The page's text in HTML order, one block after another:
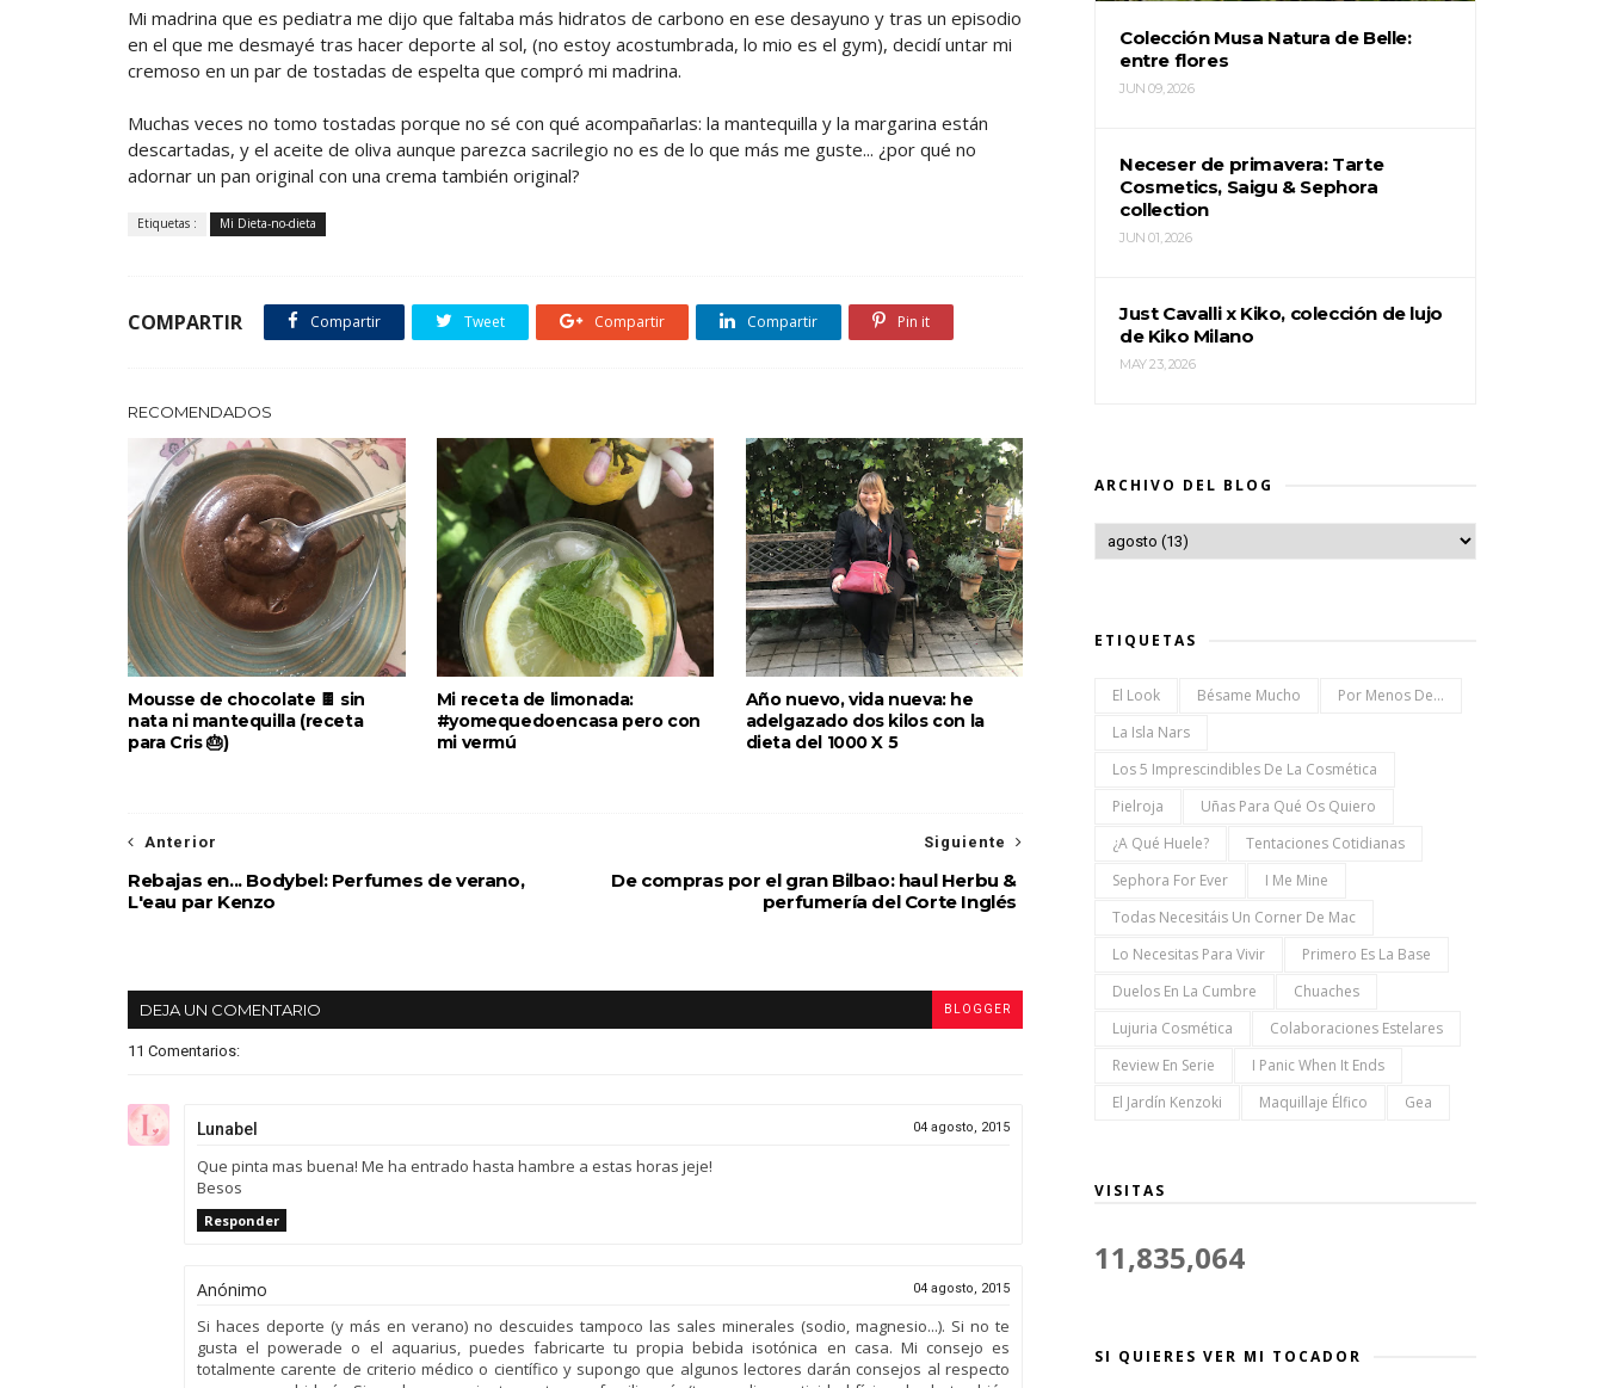
Mi madrina que es pediatra me dijo que faltaba más hidratos de carbono en ese desayuno y tras un episodio
en el que me desmayé tras hacer deporte al sol, (no estoy acostumbrada, lo mio es el gym), decidí untar mi
cremoso en un par de tostadas de espelta que compró mi madrina.
Muchas veces no tomo tostadas porque no sé con qué acompañarlas: la mantequilla y la margarina están
descartadas, y el aceite de oliva aunque parezca sacrilegio no es de lo que más me guste... ¿por qué no
adornar un pan original con una crema también original?
Etiquetas : Mi Dieta-no-dieta
COMPARTIR Compartir Tweet Compartir Compartir Pin it
RECOMENDADOS
Mousse de chocolate 🍫 sin
nata ni mantequilla (receta
para Cris 🎂)
Mi receta de limonada:
#yomequedoencasa pero con
mi vermú
Año nuevo, vida nueva: he
adelgazado dos kilos con la
dieta del 1000 X 5
Siguiente
De compras por el gran Bilbao: haul Herbu &
perfumería del Corte Inglés
Anterior
Rebajas en... Bodybel: Perfumes de verano,
L'eau par Kenzo
DEJA UN COMENTARIO BLOGGER
11 Comentarios:
Lunabel 04 agosto, 2015
Que pinta mas buena! Me ha entrado hasta hambre a estas horas jeje!
Besos
Responder
Anónimo 04 agosto, 2015
Si haces deporte (y más en verano) no descuides tampoco las sales minerales (sodio, magnesio...). Si no te
gusta el powerade o el aquarius, puedes fabricarte tu propia bebida isotónica en casa. Mi consejo es
totalmente carente de criterio médico o científico y supongo que algunos lectores darán consejos al respecto
Colección Musa Natura de Belle:
entre flores
JUN 09, 2026
Neceser de primavera: Tarte
Cosmetics, Saigu & Sephora
collection
JUN 01, 2026
Just Cavalli x Kiko, colección de lujo
de Kiko Milano
MAY 23, 2026
ARCHIVO DEL BLOG
ETIQUETAS
El Look Bésame Mucho
Por Menos De...
La Isla Nars
Los 5 Imprescindibles De La Cosmética
Pielroja
Uñas Para Qué Os Quiero
¿a Qué Huele?
Tentaciones Cotidianas
Sephora For Ever
I Me Mine
Todas Necesitáis Un Corner De Mac
Lo Necesitas Para Vivir
Primero Es La Base
Duelos En La Cumbre
Chuaches
Lujuria Cosmética
Colaboraciones Estelares
Review En Serie
I Panic When It Ends
El Jardín Kenzoki
Maquillaje Élfico Gea
VISITAS
11,835,064
SI QUIERES VER MI TOCADOR